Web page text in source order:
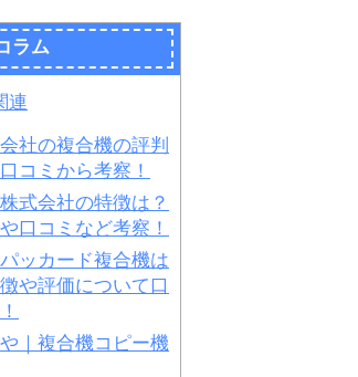
ラム
連
社の複合機の評判
コミから考察！
式会社の特徴は？
口コミなど考察！
ッカード複合機は
や評価について口
｜複合機コピー機